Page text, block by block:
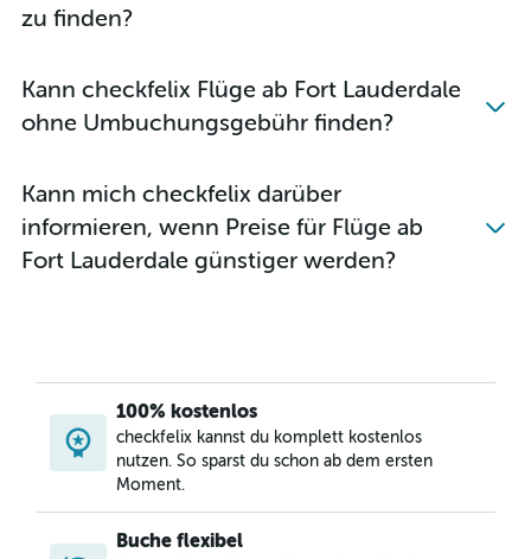
zu finden?
Kann checkfelix Flüge ab Fort Lauderdale
ohne Umbuchungsgebühr finden?
Kann mich checkfelix darüber
informieren, wenn Preise für Flüge ab
Fort Lauderdale günstiger werden?
100% kostenlos
checkfelix kannst du komplett kostenlos
nutzen. So sparst du schon ab dem ersten
Moment.
Buche flexibel